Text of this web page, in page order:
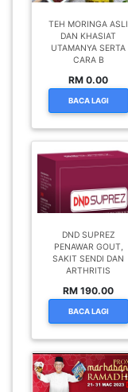
TEH MORINGA ASLI
DAN KHASIAT
UTAMANYA SERTA
CARA B
RM 0.00
BACA LAGI
DND SUPREZ
PENAWAR GOUT,
SAKIT SENDI DAN
ARTHRITIS
RM 190.00
BACA LAGI